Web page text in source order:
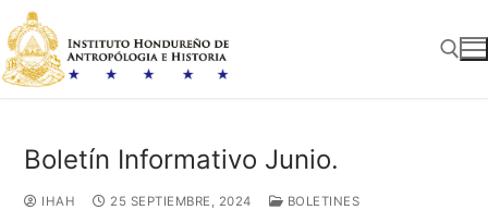
al
contenido
Boletín Informativo Junio.
IHAH 25 SEPTIEMBRE, 2024
BOLETINES